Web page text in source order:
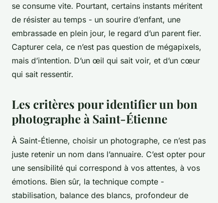
se consume vite. Pourtant, certains instants méritent
de résister au temps - un sourire d’enfant, une
embrassade en plein jour, le regard d’un parent fier.
Capturer cela, ce n’est pas question de mégapixels,
mais d’intention. D’un œil qui sait voir, et d’un cœur
qui sait ressentir.
Les critères pour identifier un bon
photographe à Saint-Étienne
À Saint-Étienne, choisir un photographe, ce n’est pas
juste retenir un nom dans l’annuaire. C’est opter pour
une sensibilité qui correspond à vos attentes, à vos
émotions. Bien sûr, la technique compte -
stabilisation, balance des blancs, profondeur de